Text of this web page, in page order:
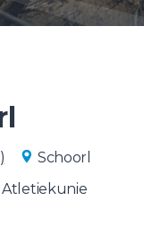
Schoorl
Atletiekunie